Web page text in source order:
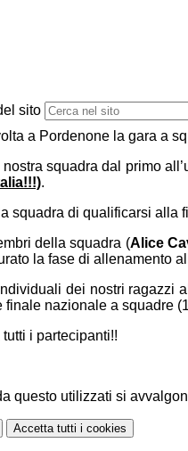
sito
a Pordenone la gara a
squadra dal primo
.
squadra di qualificarsi
della squadra (Alice
la fase di allenamento
dei nostri
nazionale a squadre
tutti i partecipanti!!
questo utilizzati si
Accetta tutti i cookies